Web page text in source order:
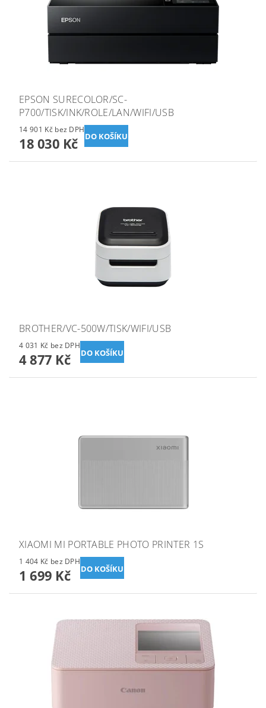
EPSON SURECOLOR/SC-
P700/TISK/INK/ROLE/LAN/WIFI/USB
14 901 Kč bez DPH
18 030 Kč
BROTHER/VC-500W/TISK/WIFI/USB
4 031 Kč bez DPH
4 877 Kč
XIAOMI MI PORTABLE PHOTO PRINTER 1S
1 404 Kč bez DPH
1 699 Kč